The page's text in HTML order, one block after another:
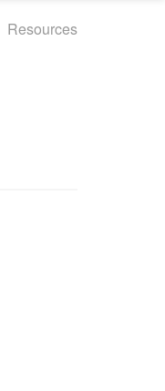
Resources